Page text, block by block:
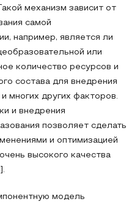
механизм зависит от
самой
например, является ли
или
количество ресурсов и
состава для внедрения
многих других факторов.
и внедрения
позволяет сделать
и оптимизацией
высокого качества
модель